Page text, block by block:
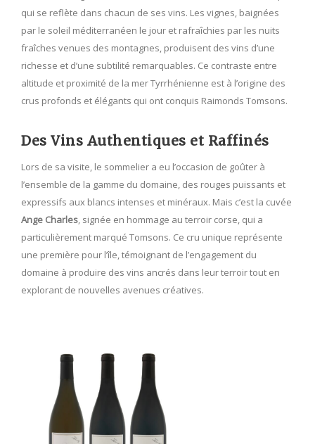
qui se reflète dans chacun de ses vins. Les vignes, baignées
par le soleil méditerranéen le jour et rafraîchies par les nuits
fraîches venues des montagnes, produisent des vins d’une
richesse et d’une subtilité remarquables. Ce contraste entre
altitude et proximité de la mer Tyrrhénienne est à l’origine des
crus profonds et élégants qui ont conquis Raimonds Tomsons.
Des Vins Authentiques et Raffinés
Lors de sa visite, le sommelier a eu l’occasion de goûter à
l’ensemble de la gamme du domaine, des rouges puissants et
expressifs aux blancs intenses et minéraux. Mais c’est la cuvée
Ange Charles, signée en hommage au terroir corse, qui a
particulièrement marqué Tomsons. Ce cru unique représente
une première pour l’île, témoignant de l’engagement du
domaine à produire des vins ancrés dans leur terroir tout en
explorant de nouvelles avenues créatives.